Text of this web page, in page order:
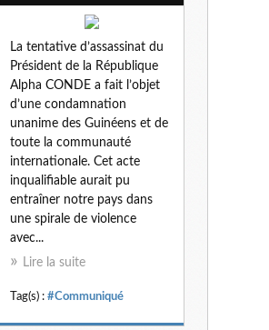
La tentative d’assassinat du
Président de la République
Alpha CONDE a fait l’objet
d’une condamnation
unanime des Guinéens et de
toute la communauté
internationale. Cet acte
inqualifiable aurait pu
entraîner notre pays dans
une spirale de violence
avec...
Lire la suite
Tag(s) : #Communiqué